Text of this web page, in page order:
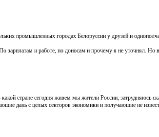
промышленных городах Белоруссии у друзей и
и работе, по доносам и прочему я не уточнял. Но
стране сегодня живем мы жители России, затрудняюсь
дань с целых секторов экономики и получающие не